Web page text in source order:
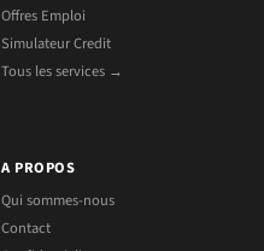
Offres Emploi
Simulateur Credit
Tous les services →
A PROPOS
Qui sommes-nous
Contact